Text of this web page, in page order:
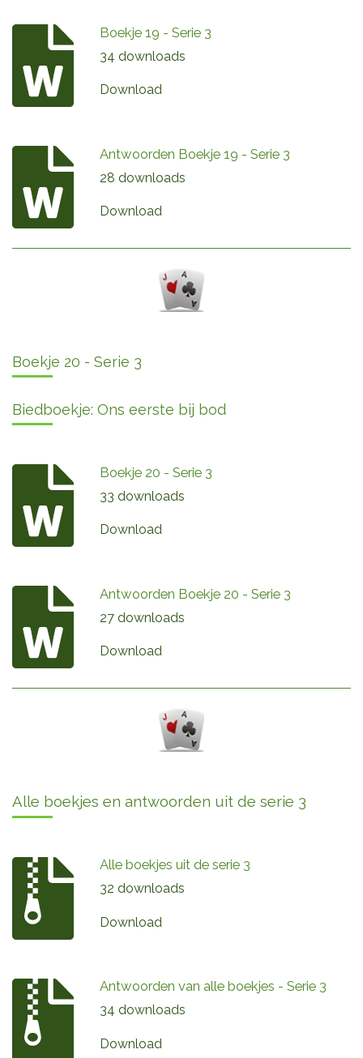
Boekje 19 - Serie 3
34 downloads
Download
Antwoorden Boekje 19 - Serie 3
28 downloads
Download
Boekje 20 - Serie 3
Biedboekje: Ons eerste bij bod
Boekje 20 - Serie 3
33 downloads
Download
Antwoorden Boekje 20 - Serie 3
27 downloads
Download
Alle boekjes en antwoorden uit de serie 3
Alle boekjes uit de serie 3
32 downloads
Download
Antwoorden van alle boekjes - Serie 3
34 downloads
Download